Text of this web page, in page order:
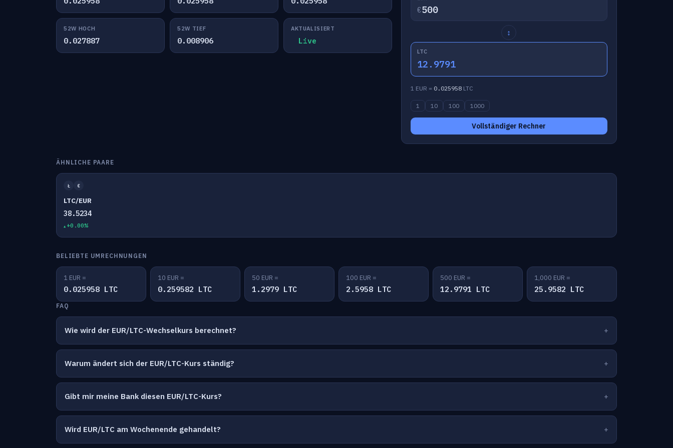
52W HOCH
0.027887
52W TIEF
0.008906
AKTUALISIERT
Live
€
↕
LTC
12.9791
1 EUR = 0.025958LTC
1 10 100 1000
Vollständiger Rechner
ÄHNLICHE PAARE
Ł €
LTC/EUR
38.5234
+0.00%
BELIEBTE UMRECHNUNGEN
1 EUR =
0.025958 LTC
10 EUR =
0.259582 LTC
50 EUR =
1.2979 LTC
100 EUR =
2.5958 LTC
500 EUR =
12.9791 LTC
1,000 EUR =
25.9582 LTC
FAQ
Wie wird der EUR/LTC-Wechselkurs berechnet?
Warum ändert sich der EUR/LTC-Kurs ständig?
Gibt mir meine Bank diesen EUR/LTC-Kurs?
Wird EUR/LTC am Wochenende gehandelt?